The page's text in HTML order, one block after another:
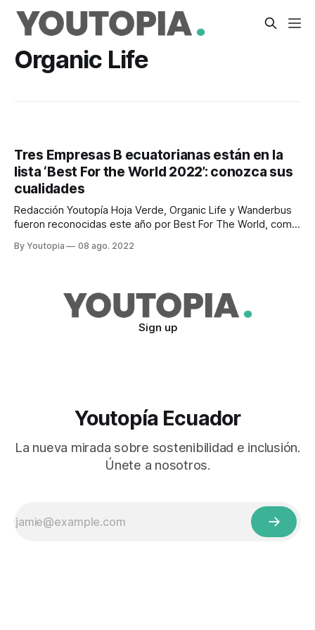
Organic Life
Tres Empresas B ecuatorianas están en la
lista ‘Best For the World 2022’: conozca sus
cualidades
Redacción Youtopía Hoja Verde, Organic Life y Wanderbus
fueron reconocidas este año por Best For The World, como
positivo a nivel mundial. La distinción reconoce aspectos
By Youtopia 08 ago. 2022
Sign up
Youtopía Ecuador
La nueva mirada sobre sostenibilidad e inclusión.
Únete a nosotros.